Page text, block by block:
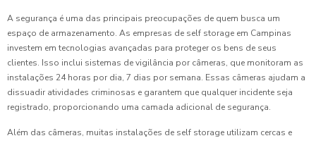
A segurança é uma das principais preocupações de quem busca um
espaço de armazenamento. As empresas de self storage em Campinas
investem em tecnologias avançadas para proteger os bens de seus
clientes. Isso inclui sistemas de vigilância por câmeras, que monitoram as
instalações 24 horas por dia, 7 dias por semana. Essas câmeras ajudam a
dissuadir atividades criminosas e garantem que qualquer incidente seja
registrado, proporcionando uma camada adicional de segurança.
Além das câmeras, muitas instalações de self storage utilizam cercas e